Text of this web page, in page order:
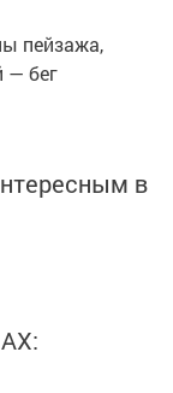
пейзажа,
— бег
в